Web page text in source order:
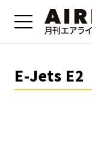
E-Jets E2